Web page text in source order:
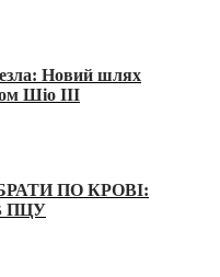
Новий шлях
Шіо III
ПО КРОВІ:
ПЦУ